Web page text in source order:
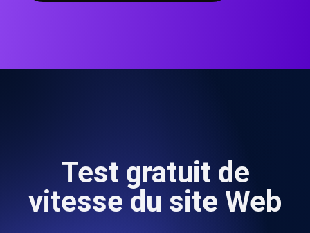
Test gratuit de
vitesse du site Web